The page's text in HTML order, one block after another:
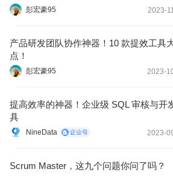
彭宏豪95 2023-
产品研发团队协作神器！10 款提效工具
点！
彭宏豪95 2023-
提高效率的神器！企业级 SQL 审核与开
具
NineData 2023-
Scrum Master，这九个问题你问了吗？